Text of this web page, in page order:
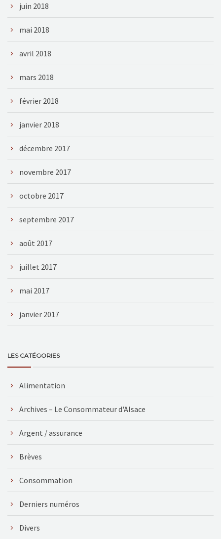
juin 2018
mai 2018
avril 2018
mars 2018
février 2018
janvier 2018
décembre 2017
novembre 2017
octobre 2017
septembre 2017
août 2017
juillet 2017
mai 2017
janvier 2017
LES CATÉGORIES
Alimentation
Archives – Le Consommateur d'Alsace
Argent / assurance
Brèves
Consommation
Derniers numéros
Divers